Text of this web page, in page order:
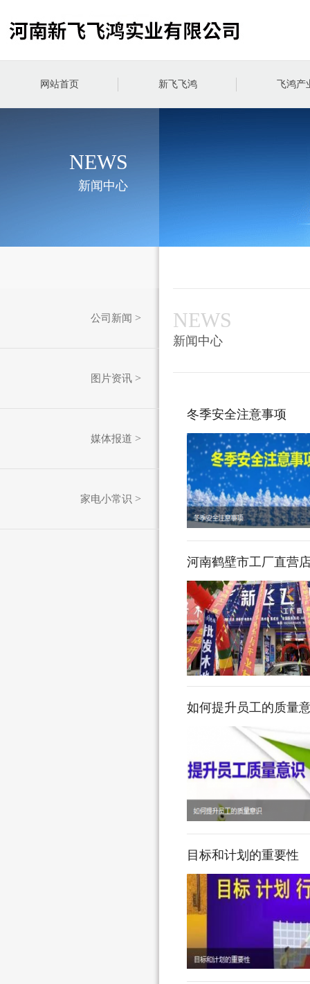
网站首页 新飞飞鸿 飞鸿产
NEWS
新闻中心
公司新闻
图片资讯
媒体报道
家电小常识
NEWS
新闻中心
冬季安全注意事项
河南鹤壁市工厂直营
如何提升员工的质量
目标和计划的重要性